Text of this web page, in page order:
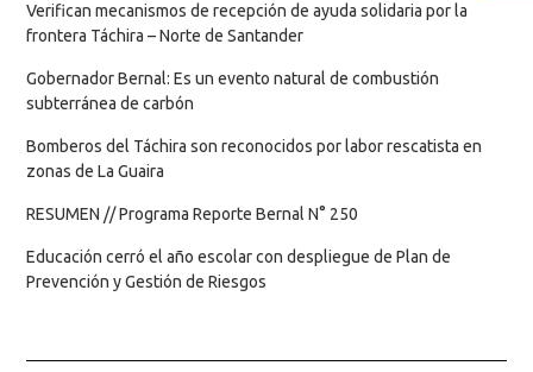
Verifican mecanismos de recepción de ayuda solidaria por la
frontera Táchira – Norte de Santander
Gobernador Bernal: Es un evento natural de combustión
subterránea de carbón
Bomberos del Táchira son reconocidos por labor rescatista en
zonas de La Guaira
RESUMEN // Programa Reporte Bernal N° 250
Educación cerró el año escolar con despliegue de Plan de
Prevención y Gestión de Riesgos